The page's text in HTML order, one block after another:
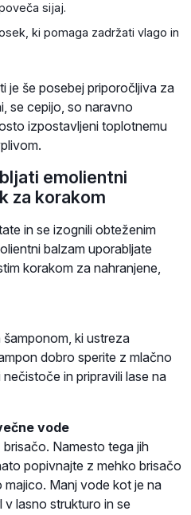
sijaj.
ki pomaga zadržati vlago in
je še posebej priporočljiva za
se cepijo, so naravno
izpostavljeni toplotnemu
emolientni
za korakom
in se izognili obteženim
balzam uporabljate
korakom za nahranjene,
šamponom, ki ustreza
dobro sperite z mlačno
in pripravili lase na
vode
Namesto tega jih
popivnajte z mehko brisačo
Manj vode kot je na
v lasno strukturo in se